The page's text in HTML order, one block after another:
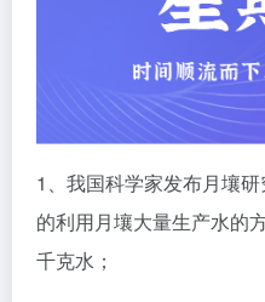
1、我国科学家发布月壤
的利用月壤大量生产水的
千克水；